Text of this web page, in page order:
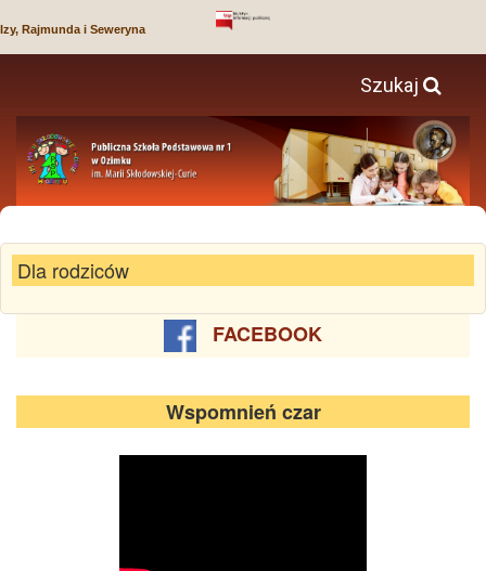
Izy, Rajmunda i Seweryna
Szukaj
Dla rodziców
FACEBOOK
Wspomnień czar